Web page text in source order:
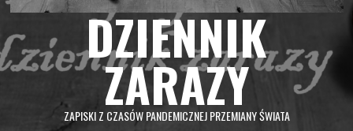
DZIENNIK
ZARAZY
ZAPISKI Z CZASÓW PANDEMICZNEJ PRZEMIANY ŚWIATA